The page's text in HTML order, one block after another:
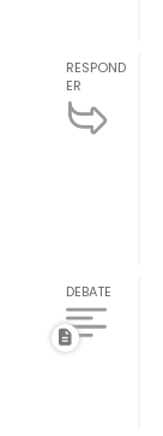
RESPOND
ER
DEBATE